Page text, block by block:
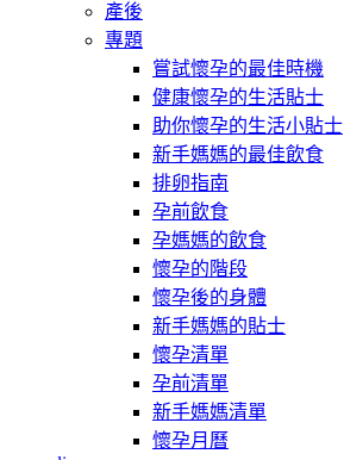
產後
專題
嘗試懷孕的最佳時機
健康懷孕的生活貼士
助你懷孕的生活小貼士
新手媽媽的最佳飲食
排卵指南
孕前飲食
孕媽媽的飲食
懷孕的階段
懷孕後的身體
新手媽媽的貼士
懷孕清單
孕前清單
新手媽媽清單
懷孕月曆